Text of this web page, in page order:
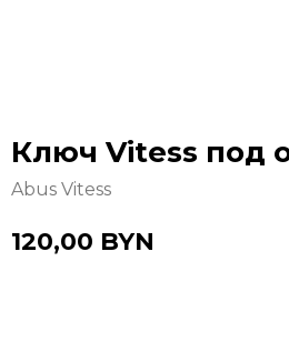
Ключ Vitess под
Abus Vitess
120,00 BYN